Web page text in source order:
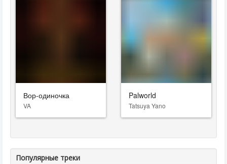
Вор-одиночка
VA
Palworld
Tatsuya Yano
Популярные треки